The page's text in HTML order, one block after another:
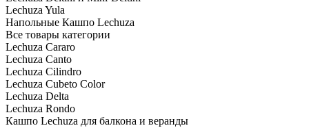
Lechuza Yula
Напольные Кашпо Lechuza
Все товары категории
Lechuza Cararo
Lechuza Canto
Lechuza Cilindro
Lechuza Cubeto Color
Lechuza Delta
Lechuza Rondo
Кашпо Lechuza для балкона и веранды